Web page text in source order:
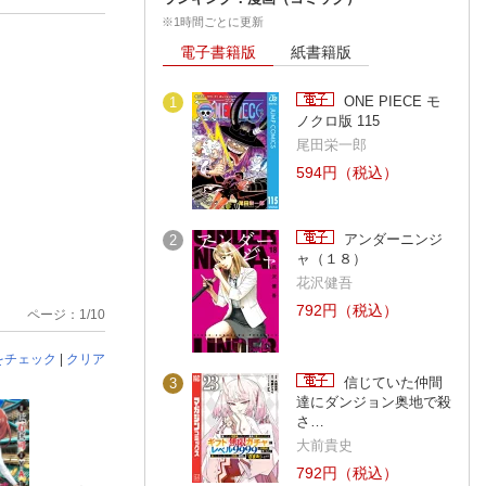
ページ：1/10
ェック | クリア
※1時間ごとに更新
電子書籍版 紙書籍版
1
ONE PIECE モ
ノクロ版 115
尾田栄一郎
594円（税込）
2
アンダーニンジ
ャ（１８）
花沢健吾
792円（税込）
3
信じていた仲間
達にダンジョン奥地で殺
さ…
大前貴史
792円（税込）